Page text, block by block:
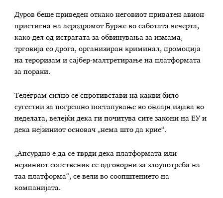
Дуров беше приведен откако неговиот приватен авион
пристигна на аеродромот Бурже во саботата вечерта,
како дел од истрагата за обвинувања за измама,
трговија со дрога, организиран криминал, промоција
на тероризам и сајбер-малтретирање на платформата
за пораки.
Телеграм силно се спротивстави на какви било
сугестии за погрешно постапување во онлајн изјава во
неделата, велејќи дека ги почитува сите закони на ЕУ и
дека нејзиниот основач „нема што да крие“.
„Апсурдно е да се тврди дека платформата или
нејзиниот сопственик се одговорни за злоупотреба на
таа платформа“, се вели во соопштението на
компанијата.